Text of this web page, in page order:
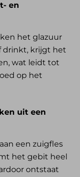
en
het glazuur
drinkt, krijgt het
wat leidt tot
op het
uit een
een zuigfles
het gebit heel
ontstaat